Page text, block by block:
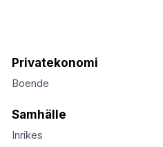
Privatekonomi
Boende
Samhälle
Inrikes